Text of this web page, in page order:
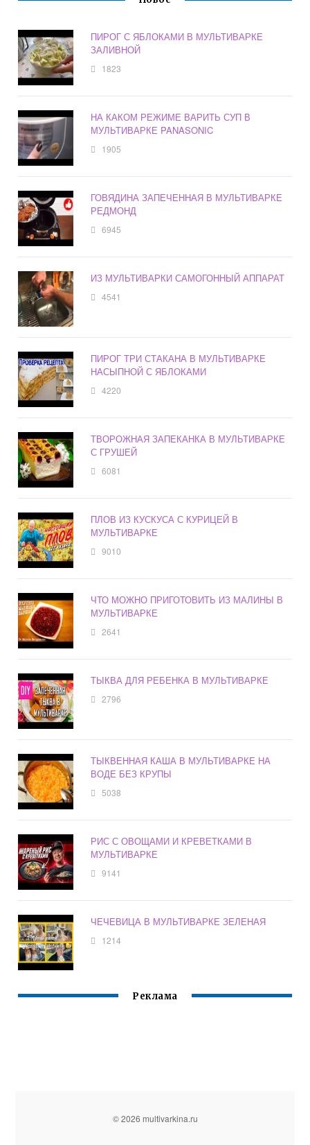
ПИРОГ С ЯБЛОКАМИ В МУЛЬТИВАРКЕ
ЗАЛИВНОЙ
1823
НА КАКОМ РЕЖИМЕ ВАРИТЬ СУП В
МУЛЬТИВАРКЕ PANASONIC
1905
ГОВЯДИНА ЗАПЕЧЕННАЯ В МУЛЬТИВАРКЕ
РЕДМОНД
6945
ИЗ МУЛЬТИВАРКИ САМОГОННЫЙ АППАРАТ
4541
ПИРОГ ТРИ СТАКАНА В МУЛЬТИВАРКЕ
НАСЫПНОЙ С ЯБЛОКАМИ
4220
ТВОРОЖНАЯ ЗАПЕКАНКА В МУЛЬТИВАРКЕ
С ГРУШЕЙ
6081
ПЛОВ ИЗ КУСКУСА С КУРИЦЕЙ В
МУЛЬТИВАРКЕ
9010
ЧТО МОЖНО ПРИГОТОВИТЬ ИЗ МАЛИНЫ В
МУЛЬТИВАРКЕ
2641
ТЫКВА ДЛЯ РЕБЕНКА В МУЛЬТИВАРКЕ
2796
ТЫКВЕННАЯ КАША В МУЛЬТИВАРКЕ НА
ВОДЕ БЕЗ КРУПЫ
5038
РИС С ОВОЩАМИ И КРЕВЕТКАМИ В
МУЛЬТИВАРКЕ
9141
ЧЕЧЕВИЦА В МУЛЬТИВАРКЕ ЗЕЛЕНАЯ
1214
Реклама
© 2026 multivarkina.ru